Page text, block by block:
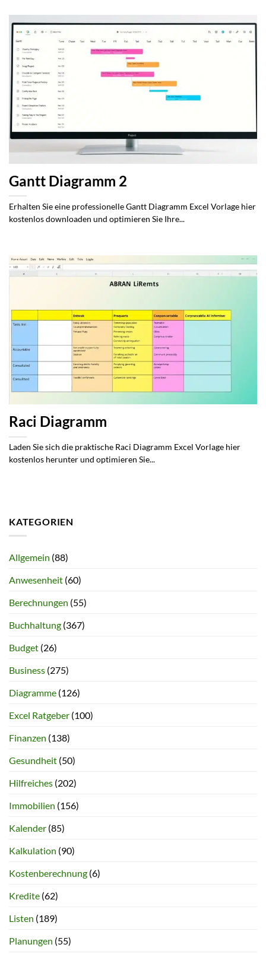
Gantt Diagramm 2
Erhalten Sie eine professionelle Gantt Diagramm Excel Vorlage hier
kostenlos downloaden und optimieren Sie Ihre...
Raci Diagramm
Laden Sie sich die praktische Raci Diagramm Excel Vorlage hier
kostenlos herunter und optimieren Sie...
KATEGORIEN
Allgemein (88)
Anwesenheit (60)
Berechnungen (55)
Buchhaltung (367)
Budget (26)
Business (275)
Diagramme (126)
Excel Ratgeber (100)
Finanzen (138)
Gesundheit (50)
Hilfreiches (202)
Immobilien (156)
Kalender (85)
Kalkulation (90)
Kostenberechnung (6)
Kredite (62)
Listen (189)
Planungen (55)